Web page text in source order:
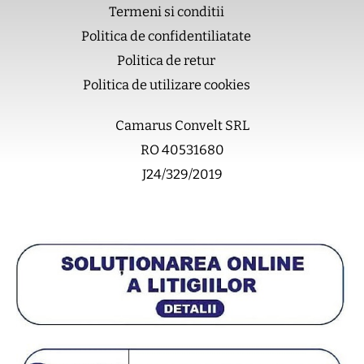
o
k
e
Termeni si conditii
Politica de confidentiliatate
Politica de retur
Politica de utilizare cookies
Camarus Convelt SRL
RO 40531680
J24/329/2019